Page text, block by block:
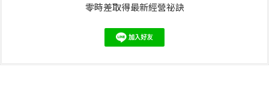
零時差取得最新經營祕訣